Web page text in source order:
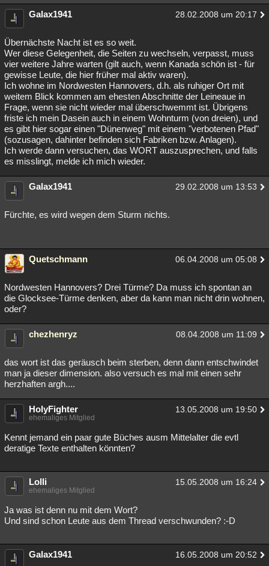
Galax1941 28.02.2008 um 20:17
Übernächste Nacht ist es so weit.
Wer diese Gelegenheit, die Seiten zu wechseln, verpasst, muss
vier weitere Jahre warten (gilt auch, wenn Kanada schön ist - für
gewisse Leute, die hier früher mal aktiv waren).
Ich wohne im Nordwesten Hannovers, d.h. als ruhiger Ort mit
weitem Blick kommen am ehesten Abschnitte der Leineaue in
Frage, wenn sie nicht wieder mal überschwemmt ist. Übrigens
friste ich mein Dasein auch in einem Wohnturm (von dreien), und
es gibt hier sogar einen "Dünenweg" mit einem "verbotenen Pfad"
(sozusagen, dahinter befinden sich Fabriken bzw. Anlagen).
Ich werde dann versuchen, das WORT auszusprechen, und falls
es misslingt, melde ich mich wieder.
Galax1941 29.02.2008 um 13:53
Fürchte, es wird wegen dem Sturm nichts.
Quetschmann 06.04.2008 um 05:08
Nordwesten Hannovers? Drei Türme? Da muss ich spontan an
die Glocksee-Türme denken, aber da kann man nicht drin wohnen,
oder?
chezhenryz 08.04.2008 um 11:09
das wort ist das geräusch beim sterben, denn dann entschwindet
man ja dieser dimension. also versuch es mal mit einen sehr
herzhaften argh....
HolyFighter 13.05.2008 um 19:50
ehemaliges Mitglied
Kennt jemand ein paar gute Büches ausm Mittelalter die evtl
deratige Texte enthalten könnten?
Lolli 15.05.2008 um 16:24
ehemaliges Mitglied
Ja was ist denn nu mit dem Wort?
Und sind schon Leute aus dem Thread verschwunden? :-D
Galax1941 16.05.2008 um 20:52